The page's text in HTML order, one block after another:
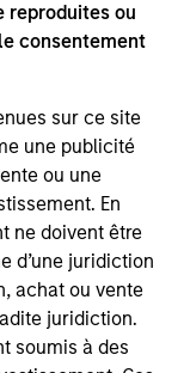
reproduites ou
consentement
sur ce site
une publicité
ou une
En
ne doivent être
d’une juridiction
achat ou vente
juridiction.
soumis à des